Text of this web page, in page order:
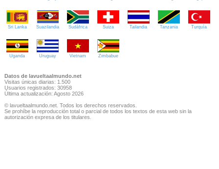
Sri Lanka Suazilandia Sudáfrica Suiza Tailandia Tanzania Turquía
Uganda Uruguay Vietnam Zimbabue
Datos de lavueltaalmundo.net
Visitas únicas diarias: 1.500
Usuarios registrados: 30958
Última actualización: Agosto 2026
© lavueltaalmundo.net. Todos los derechos reservados.
Se prohíbe la reproducción total o parcial de todos los textos de esta web sin la
autorización expresa de los titulares.